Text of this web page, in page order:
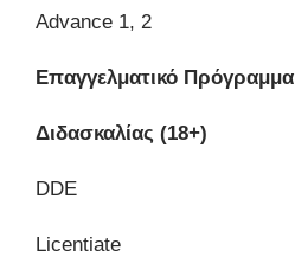
Advance 1, 2
Επαγγελματικό Πρόγραμμα
Διδασκαλίας (18+)
DDE
Licentiate